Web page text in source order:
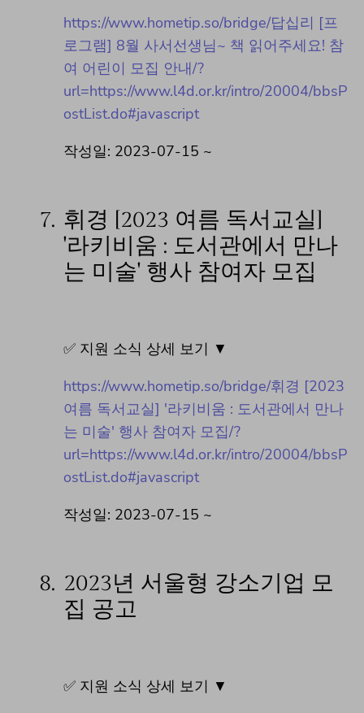
https://www.hometip.so/bridge/답십리 [프
로그램] 8월 사서선생님~ 책 읽어주세요! 참
여 어린이 모집 안내/?
url=https://www.l4d.or.kr/intro/20004/bbsP
ostList.do#javascript
작성일: 2023-07-15 ~
7. 휘경 [2023 여름 독서교실]
'라키비움 : 도서관에서 만나
는 미술' 행사 참여자 모집
✅ 지원 소식 상세 보기 ▼
https://www.hometip.so/bridge/휘경 [2023
여름 독서교실] '라키비움 : 도서관에서 만나
는 미술' 행사 참여자 모집/?
url=https://www.l4d.or.kr/intro/20004/bbsP
ostList.do#javascript
작성일: 2023-07-15 ~
8. 2023년 서울형 강소기업 모
집 공고
✅ 지원 소식 상세 보기 ▼